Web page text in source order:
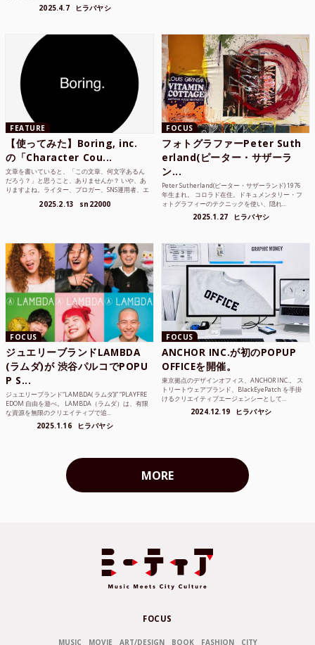
2025.4.7 ヒラバヤシ
FEATURE
【使ってみた】Boring, inc.
の「Character Cou...
文章を書いていると、「この文章、何文字あるん
だろう？」と思うこと、ありませんか？ いや、あ
りますよね。ライター、ブロガー、SNS運用者、エ
2025.2.13 sn22000
FOCUS
フォトグラファーPeter Suth
erland(ピーター・サザーラ
ン...
Peter Sutherland(ピーター・サザーランド) 1976
年生まれ。 コロラド在住。ドキュメンタリー・フ
ォトグラフィーのテクニックを使い、隠れ...
2025.1.27 ヒラバヤシ
FOCUS
ジュエリーブランドLAMBDA
(ラムダ)が 渋谷パルコでPOPU
P S...
ジュエリーブランド“LAMBDA( ラムダ))” “PLAYFRE
EDOM 自由を遊べ。 LAMBDA（ラムダ）は、有限
な資源を無限のクリエイティブで追...
2025.1.16 ヒラバヤシ
FOCUS
ANCHOR INC.が初のPOPUP
OFFICEを開催。
東京拠点のデザインオフィス、ANCHOR INC.。 ス
トリートウェアブランド、BlackEyePatch を手掛
けるクリエイティブエージェンシーとして...
2024.12.19 ヒラバヤシ
MORE
FOCUS
MUSIC MOVIE ART/DESIGN BOOK FASHION CITY